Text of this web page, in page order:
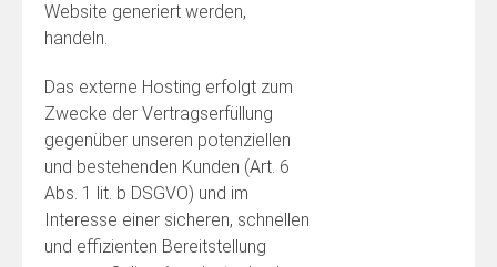
Website generiert werden,
handeln.
Das externe Hosting erfolgt zum
Zwecke der Vertragserfüllung
gegenüber unseren potenziellen
und bestehenden Kunden (Art. 6
Abs. 1 lit. b DSGVO) und im
Interesse einer sicheren, schnellen
und effizienten Bereitstellung